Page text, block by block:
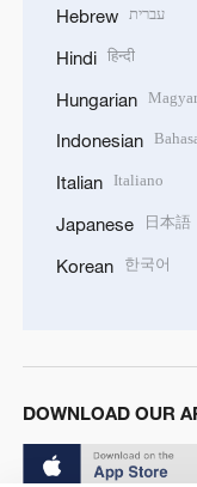
Hebrew עברית
Hindi हिन्दी
Hungarian Magyar
Indonesian
Italian Italiano
Japanese 日本語
Korean 한국어
DOWNLOAD OUR